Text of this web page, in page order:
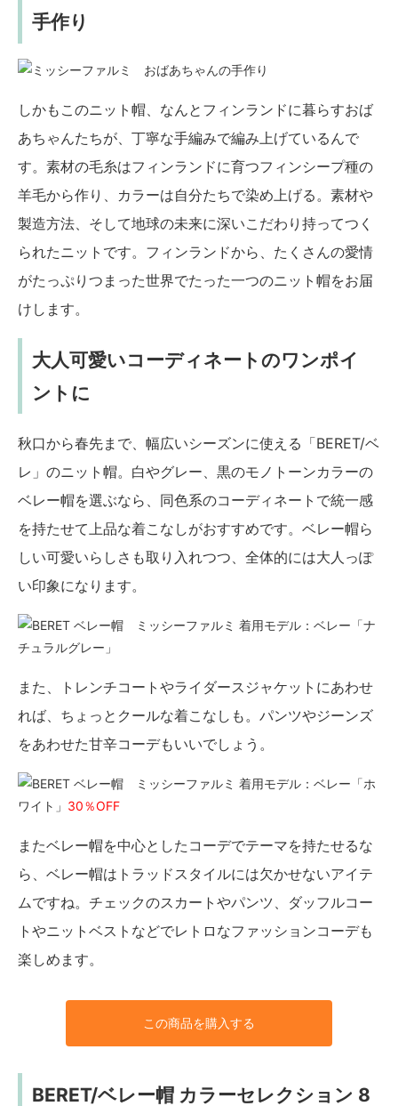
手作り
しかもこのニット帽、なんとフィンランドに暮らすおば
あちゃんたちが、丁寧な手編みで編み上げているんで
す。素材の毛糸はフィンランドに育つフィンシープ種の
羊毛から作り、カラーは自分たちで染め上げる。素材や
製造方法、そして地球の未来に深いこだわり持ってつく
られたニットです。フィンランドから、たくさんの愛情
がたっぷりつまった世界でたった一つのニット帽をお届
けします。
大人可愛いコーディネートのワンポイ
ントに
秋口から春先まで、幅広いシーズンに使える「BERET/ベ
レ」のニット帽。白やグレー、黒のモノトーンカラーの
ベレー帽を選ぶなら、同色系のコーディネートで統一感
を持たせて上品な着こなしがおすすめです。ベレー帽ら
しい可愛いらしさも取り入れつつ、全体的には大人っぽ
い印象になります。
着用モデル：ベレー「ナ
チュラルグレー」
また、トレンチコートやライダースジャケットにあわせ
れば、ちょっとクールな着こなしも。パンツやジーンズ
をあわせた甘辛コーデもいいでしょう。
着用モデル：ベレー「ホ
ワイト」 30％OFF
またベレー帽を中心としたコーデでテーマを持たせるな
ら、ベレー帽はトラッドスタイルには欠かせないアイテ
ムですね。チェックのスカートやパンツ、ダッフルコー
トやニットベストなどでレトロなファッションコーデも
楽しめます。
この商品を購入する
BERET/ベレー帽 カラーセレクション 8